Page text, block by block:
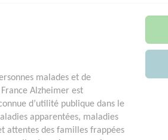
malades et de
Alzheimer est
d’utilité publique dans le
apparentées, maladies
attentes des familles frappées